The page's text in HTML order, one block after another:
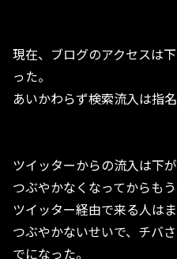
現在、ブログのアクセスは
った。
あいかわらず検索流入は指
ツイッターからの流入は下
つぶやかなくなってからもう
ツイッター経由で来る人は
つぶやかないせいで、チバ
でになった。